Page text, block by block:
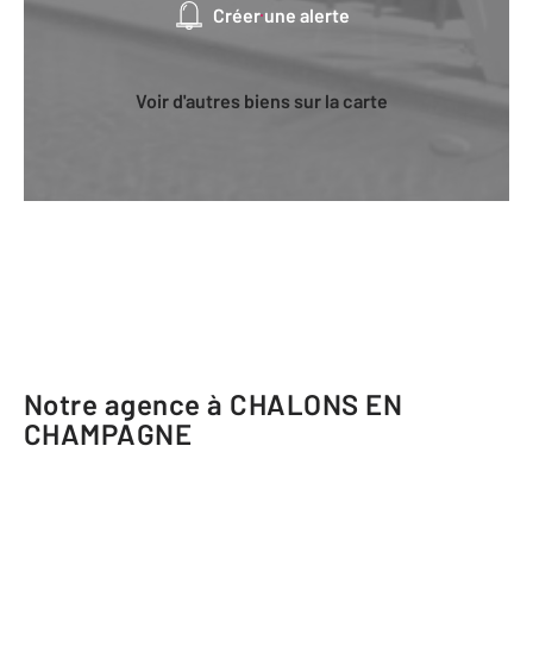
Créer une alerte
Voir d'autres biens sur la carte
Notre agence à CHALONS EN
CHAMPAGNE